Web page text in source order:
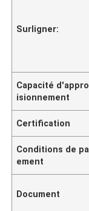
Surligner:
Capacité
isionnement
Certification
Conditions de
ement
Document